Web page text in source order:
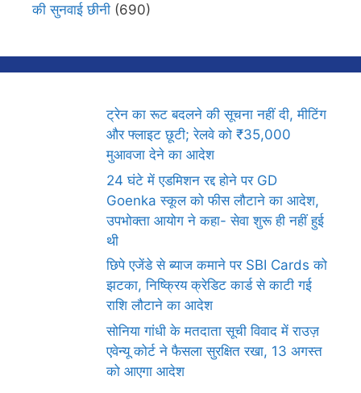
की सुनवाई छीनी (690)
ट्रेन का रूट बदलने की सूचना नहीं दी, मीटिंग
और फ्लाइट छूटी; रेलवे को ₹35,000
मुआवजा देने का आदेश
24 घंटे में एडमिशन रद्द होने पर GD
Goenka स्कूल को फीस लौटाने का आदेश,
उपभोक्ता आयोग ने कहा- सेवा शुरू ही नहीं हुई
थी
छिपे एजेंडे से ब्याज कमाने पर SBI Cards को
झटका, निष्क्रिय क्रेडिट कार्ड से काटी गई
राशि लौटाने का आदेश
सोनिया गांधी के मतदाता सूची विवाद में राउज़
एवेन्यू कोर्ट ने फैसला सुरक्षित रखा, 13 अगस्त
को आएगा आदेश